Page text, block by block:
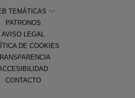
TEMÁTICAS
PATRONOS
AVISO LEGAL
DE COOKIES
CONTACTO